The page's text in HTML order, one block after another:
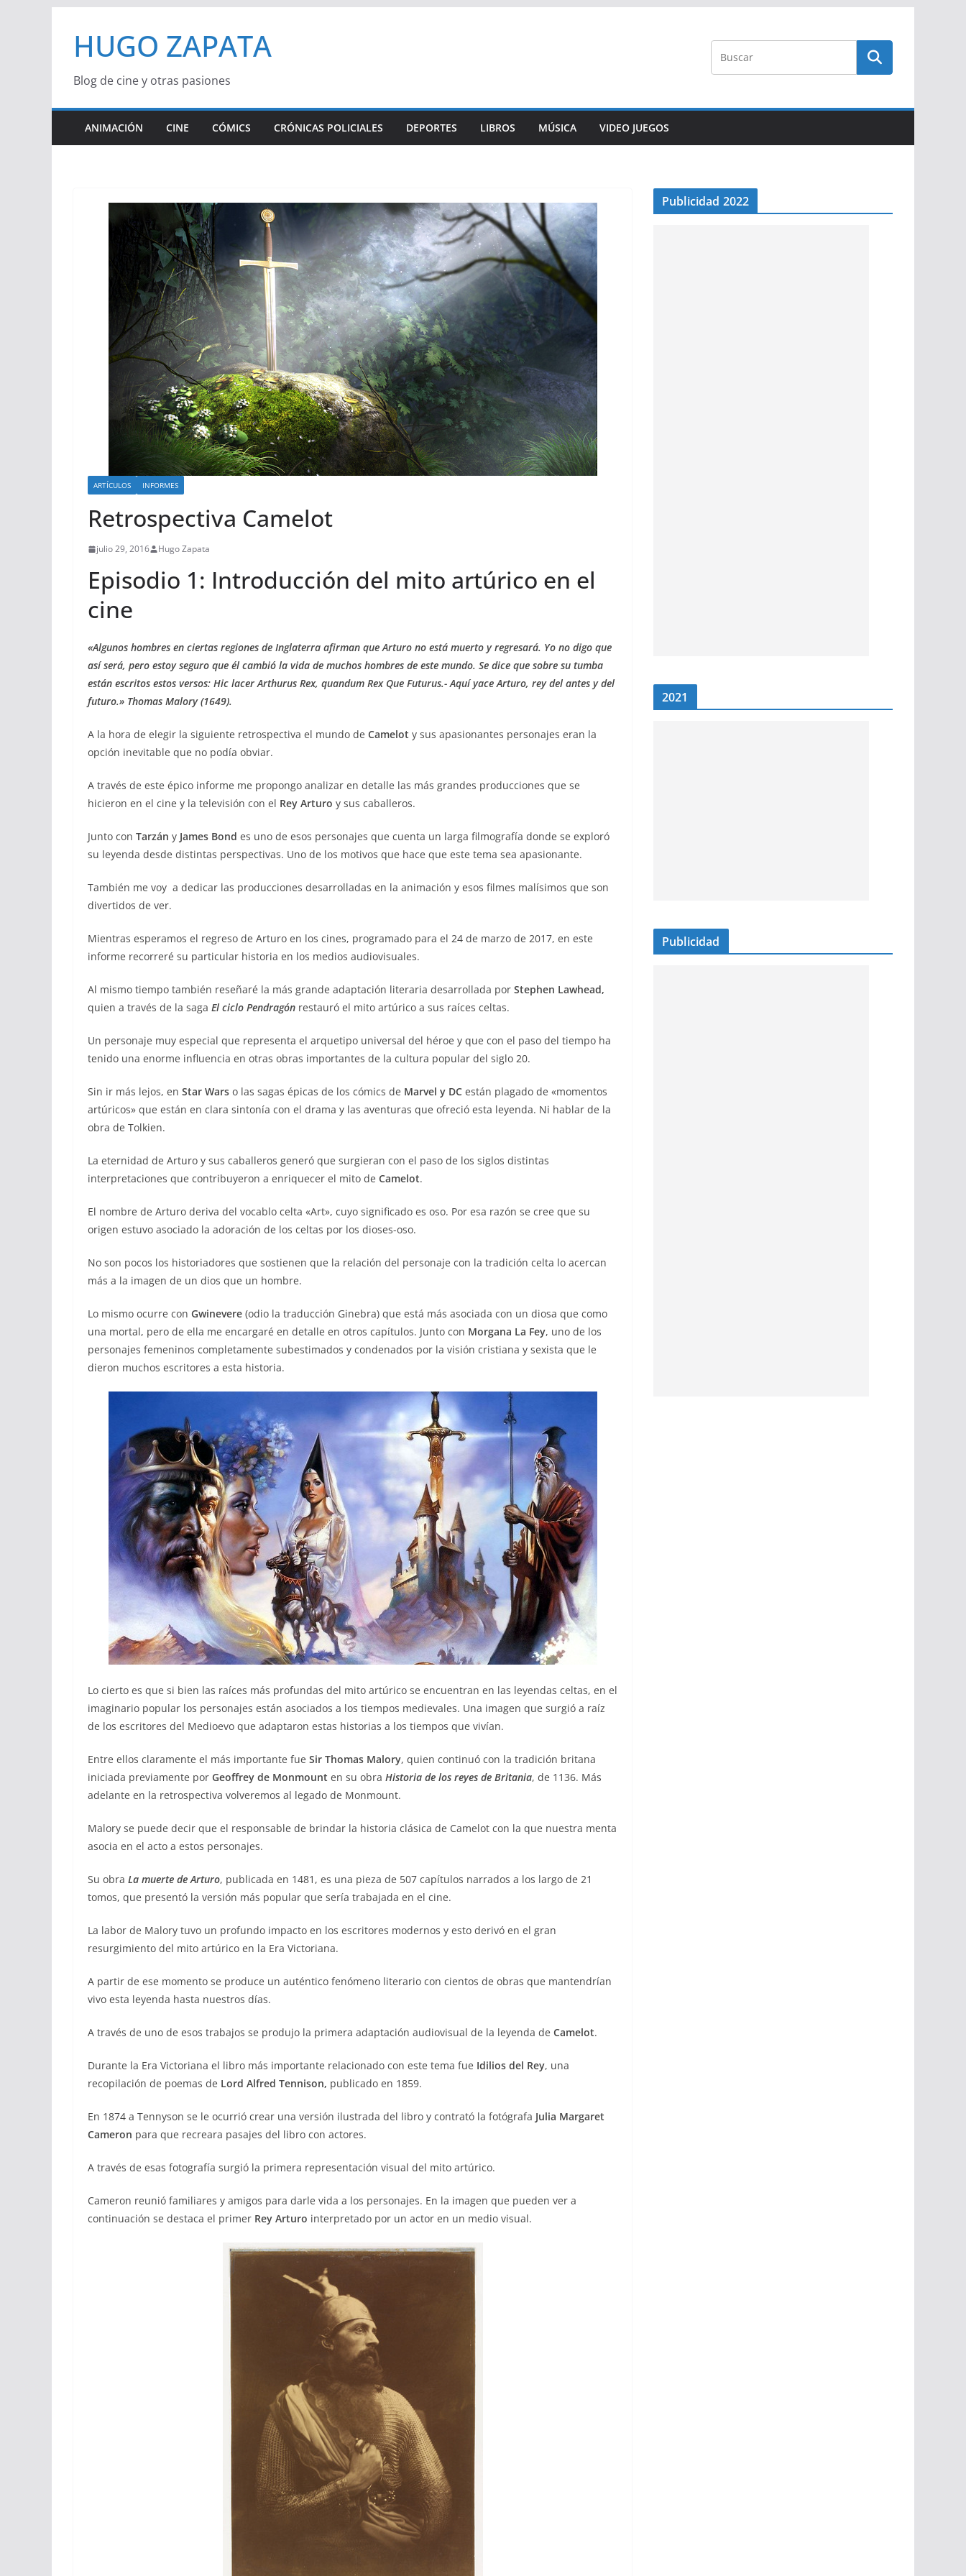
contenido
HUGO ZAPATA
Blog de cine y otras pasiones
ANIMACIÓN CINE CÓMICS CRÓNICAS POLICIALES DEPORTES LIBROS MÚSICA VIDEO JUEGOS
ARTÍCULOS INFORMES
Retrospectiva Camelot
julio 29, 2016 Hugo Zapata
Episodio 1: Introducción del mito artúrico en el
cine
«Algunos hombres en ciertas regiones de Inglaterra afirman que Arturo no está muerto y regresará. Yo no digo que
así será, pero estoy seguro que él cambió la vida de muchos hombres de este mundo. Se dice que sobre su tumba
están escritos estos versos: Hic lacer Arthurus Rex, quandum Rex Que Futurus.- Aquí yace Arturo, rey del antes y del
futuro.» Thomas Malory (1649).
A la hora de elegir la siguiente retrospectiva el mundo de Camelot y sus apasionantes personajes eran la
opción inevitable que no podía obviar.
A través de este épico informe me propongo analizar en detalle las más grandes producciones que se
hicieron en el cine y la televisión con el Rey Arturo y sus caballeros.
Junto con Tarzán y James Bond es uno de esos personajes que cuenta un larga filmografía donde se exploró
su leyenda desde distintas perspectivas. Uno de los motivos que hace que este tema sea apasionante.
También me voy a dedicar las producciones desarrolladas en la animación y esos filmes malísimos que son
divertidos de ver.
Mientras esperamos el regreso de Arturo en los cines, programado para el 24 de marzo de 2017, en este
informe recorreré su particular historia en los medios audiovisuales.
Al mismo tiempo también reseñaré la más grande adaptación literaria desarrollada por Stephen Lawhead,
quien a través de la saga El ciclo Pendragón restauró el mito artúrico a sus raíces celtas.
Un personaje muy especial que representa el arquetipo universal del héroe y que con el paso del tiempo ha
tenido una enorme influencia en otras obras importantes de la cultura popular del siglo 20.
Sin ir más lejos, en Star Wars o las sagas épicas de los cómics de Marvel y DC están plagado de «momentos
artúricos» que están en clara sintonía con el drama y las aventuras que ofreció esta leyenda. Ni hablar de la
obra de Tolkien.
La eternidad de Arturo y sus caballeros generó que surgieran con el paso de los siglos distintas
interpretaciones que contribuyeron a enriquecer el mito de Camelot.
El nombre de Arturo deriva del vocablo celta «Art», cuyo significado es oso. Por esa razón se cree que su
origen estuvo asociado la adoración de los celtas por los dioses-oso.
No son pocos los historiadores que sostienen que la relación del personaje con la tradición celta lo acercan
más a la imagen de un dios que un hombre.
Lo mismo ocurre con Gwinevere (odio la traducción Ginebra) que está más asociada con un diosa que como
una mortal, pero de ella me encargaré en detalle en otros capítulos. Junto con Morgana La Fey, uno de los
personajes femeninos completamente subestimados y condenados por la visión cristiana y sexista que le
dieron muchos escritores a esta historia.
Lo cierto es que si bien las raíces más profundas del mito artúrico se encuentran en las leyendas celtas, en el
imaginario popular los personajes están asociados a los tiempos medievales. Una imagen que surgió a raíz
de los escritores del Medioevo que adaptaron estas historias a los tiempos que vivían.
Entre ellos claramente el más importante fue Sir Thomas Malory, quien continuó con la tradición britana
iniciada previamente por Geoffrey de Monmount en su obra Historia de los reyes de Britania, de 1136. Más
adelante en la retrospectiva volveremos al legado de Monmount.
Malory se puede decir que el responsable de brindar la historia clásica de Camelot con la que nuestra menta
asocia en el acto a estos personajes.
Su obra La muerte de Arturo, publicada en 1481, es una pieza de 507 capítulos narrados a los largo de 21
tomos, que presentó la versión más popular que sería trabajada en el cine.
La labor de Malory tuvo un profundo impacto en los escritores modernos y esto derivó en el gran
resurgimiento del mito artúrico en la Era Victoriana.
A partir de ese momento se produce un auténtico fenómeno literario con cientos de obras que mantendrían
vivo esta leyenda hasta nuestros días.
A través de uno de esos trabajos se produjo la primera adaptación audiovisual de la leyenda de Camelot.
Durante la Era Victoriana el libro más importante relacionado con este tema fue Idilios del Rey, una
recopilación de poemas de Lord Alfred Tennison, publicado en 1859.
En 1874 a Tennyson se le ocurrió crear una versión ilustrada del libro y contrató la fotógrafa Julia Margaret
Cameron para que recreara pasajes del libro con actores.
A través de esas fotografía surgió la primera representación visual del mito artúrico.
Cameron reunió familiares y amigos para darle vida a los personajes. En la imagen que pueden ver a
continuación se destaca el primer Rey Arturo interpretado por un actor en un medio visual.
Publicidad 2022
2021
Publicidad